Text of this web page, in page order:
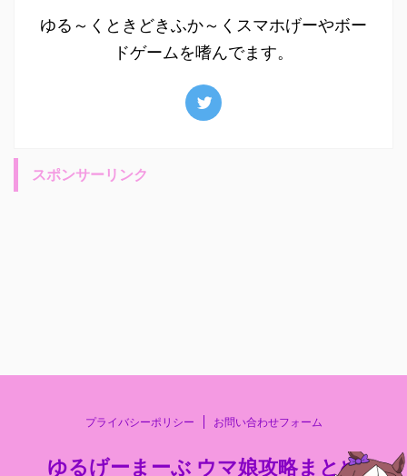
ゆる～くときどきふか～くスマホげーやボー
ドゲームを嗜んでます。
スポンサーリンク
プライバシーポリシー お問い合わせフォーム
ゆるげーまーぶ ウマ娘攻略まとめ